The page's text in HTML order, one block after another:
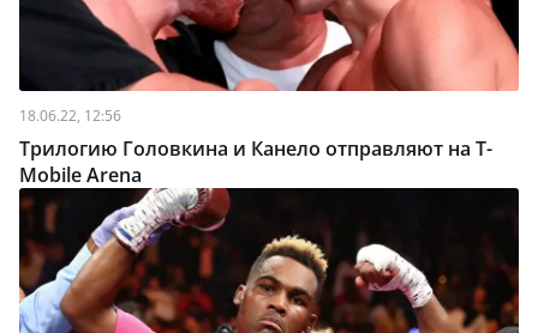
18.06.22, 12:56
Трилогию Головкина и Канело отправляют на T-
Mobile Arena